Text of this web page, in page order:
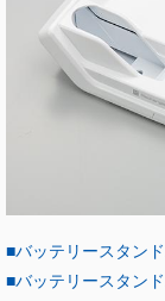
■バッテリースタン
■バッテリースタン